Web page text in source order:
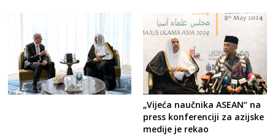
„Vijeća naučnika ASEAN“ na
press konferenciji za azijske
medije je rekao